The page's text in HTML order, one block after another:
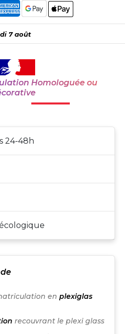
7 août
Homologuée ou
24-48h
en plexiglas
recouvrant le plexi glass